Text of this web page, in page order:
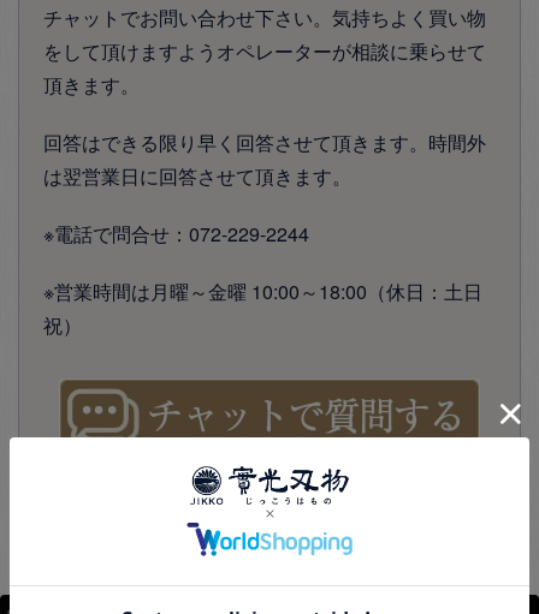
チャットでお問い合わせ下さい。気持ちよく買い物
をして頂けますようオペレーターが相談に乗らせて
頂きます。
回答はできる限り早く回答させて頂きます。時間外
は翌営業日に回答させて頂きます。
※電話で問合せ：072-229-2244
※営業時間は月曜～金曜 10:00～18:00（休日：土日
祝）